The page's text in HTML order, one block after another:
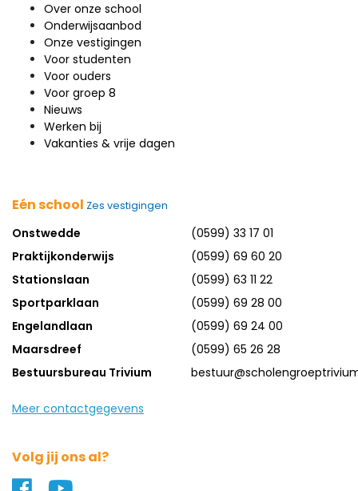
Over onze school
Onderwijsaanbod
Onze vestigingen
Voor studenten
Voor ouders
Voor groep 8
Nieuws
Werken bij
Vakanties & vrije dagen
Eén school Zes vestigingen
Onstwedde
(0599) 33 17 01
Praktijkonderwijs
(0599) 69 60 20
Stationslaan
(0599) 63 11 22
Sportparklaan
(0599) 69 28 00
Engelandlaan
(0599) 69 24 00
Maarsdreef
(0599) 65 26 28
Bestuursbureau Trivium
Meer contactgegevens
Volg jij ons al?
Naar ons Facebook profiel